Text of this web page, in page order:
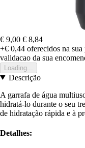
€ 9,00 € 8,84
+€ 0,44 oferecidos na
validacao da sua
Loading...
Descrição
A garrafa de água
hidratá-lo durante o seu
de hidratação rápida e à
Detalhes: